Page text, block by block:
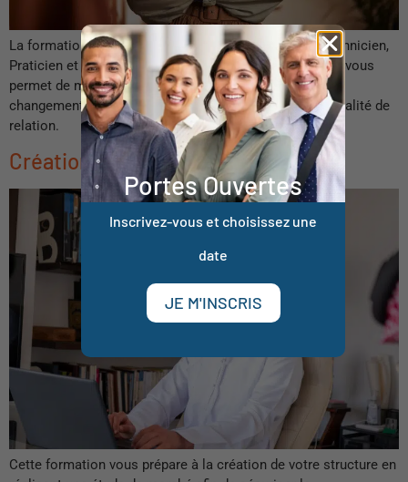
La formation à la PNL se décompose en 3 niveaux, Technicien,
Praticien et Maitre Praticien. Le niveau Technicien PNL vous
permet de maitriser des outils d’accompagnement au
changement, ainsi que d’acquérir une posture et une qualité de
relation.
Création d’activité
Cette formation vous prépare à la création de votre structure en
Portes Ouvertes
Inscrivez-vous et choisissez une
date
JE M'INSCRIS